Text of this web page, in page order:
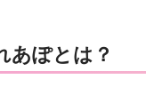
あぽとは？